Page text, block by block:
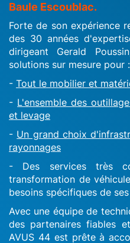
Baule Escoublac.
Forte de son expérience
des 30 années
dirigeant Gerald
solutions sur mesure pour :
- Tout le mobilier et
- L'ensemble des
et levage
- Un grand choix
rayonnages
- Des services très
transformation de
besoins spécifiques de
Avec une équipe de
des partenaires fiables
AVUS 44 est prête à